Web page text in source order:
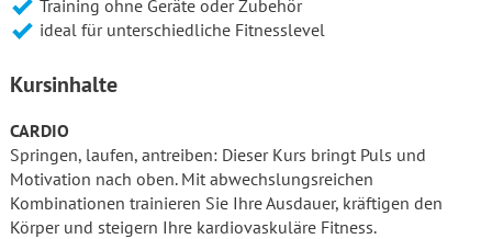
Training ohne Geräte oder Zubehör
ideal für unterschiedliche Fitnesslevel
Kursinhalte
CARDIO
Springen, laufen, antreiben: Dieser Kurs bringt Puls und
Motivation nach oben. Mit abwechslungsreichen
Kombinationen trainieren Sie Ihre Ausdauer, kräftigen den
Körper und steigern Ihre kardiovaskuläre Fitness.